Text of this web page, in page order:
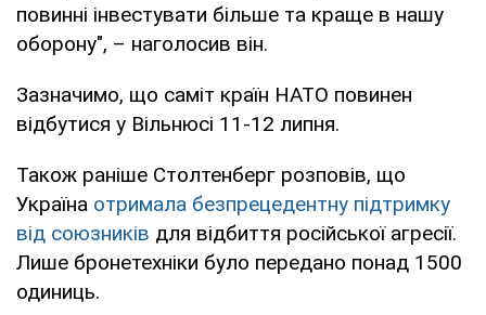
повинні інвестувати більше та краще в нашу
оборону", – наголосив він.
Зазначимо, що саміт країн НАТО повинен
відбутися у Вільнюсі 11-12 липня.
Також раніше Столтенберг розповів, що
Україна отримала безпрецедентну підтримку
від союзників для відбиття російської агресії.
Лише бронетехніки було передано понад 1500
одиниць.